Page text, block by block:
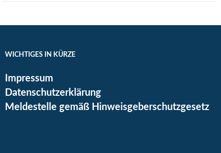
WICHTIGES IN KÜRZE
Impressum
Datenschutzerklärung
Meldestelle gemäß Hinweisgeberschutzgesetz